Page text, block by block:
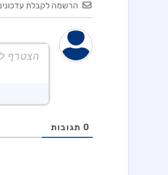
הרשמה לקבלת
0 תגובות